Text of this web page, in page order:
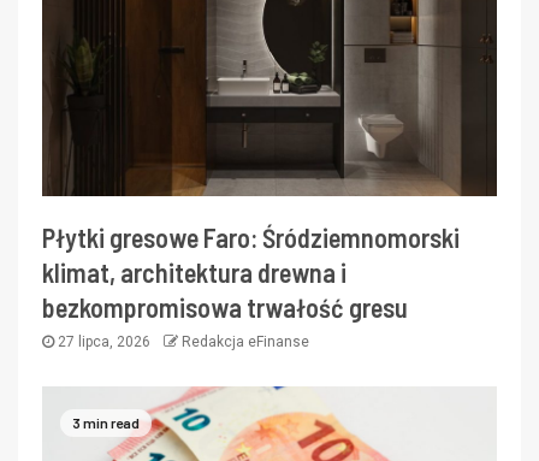
Płytki gresowe Faro: Śródziemnomorski
klimat, architektura drewna i
bezkompromisowa trwałość gresu
27 lipca, 2026 Redakcja eFinanse
3 min read